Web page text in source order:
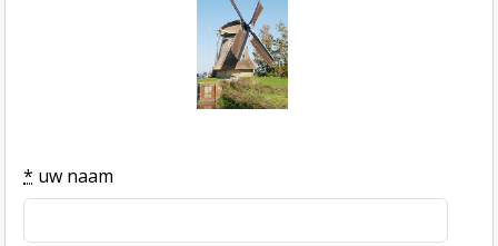
* uw naam